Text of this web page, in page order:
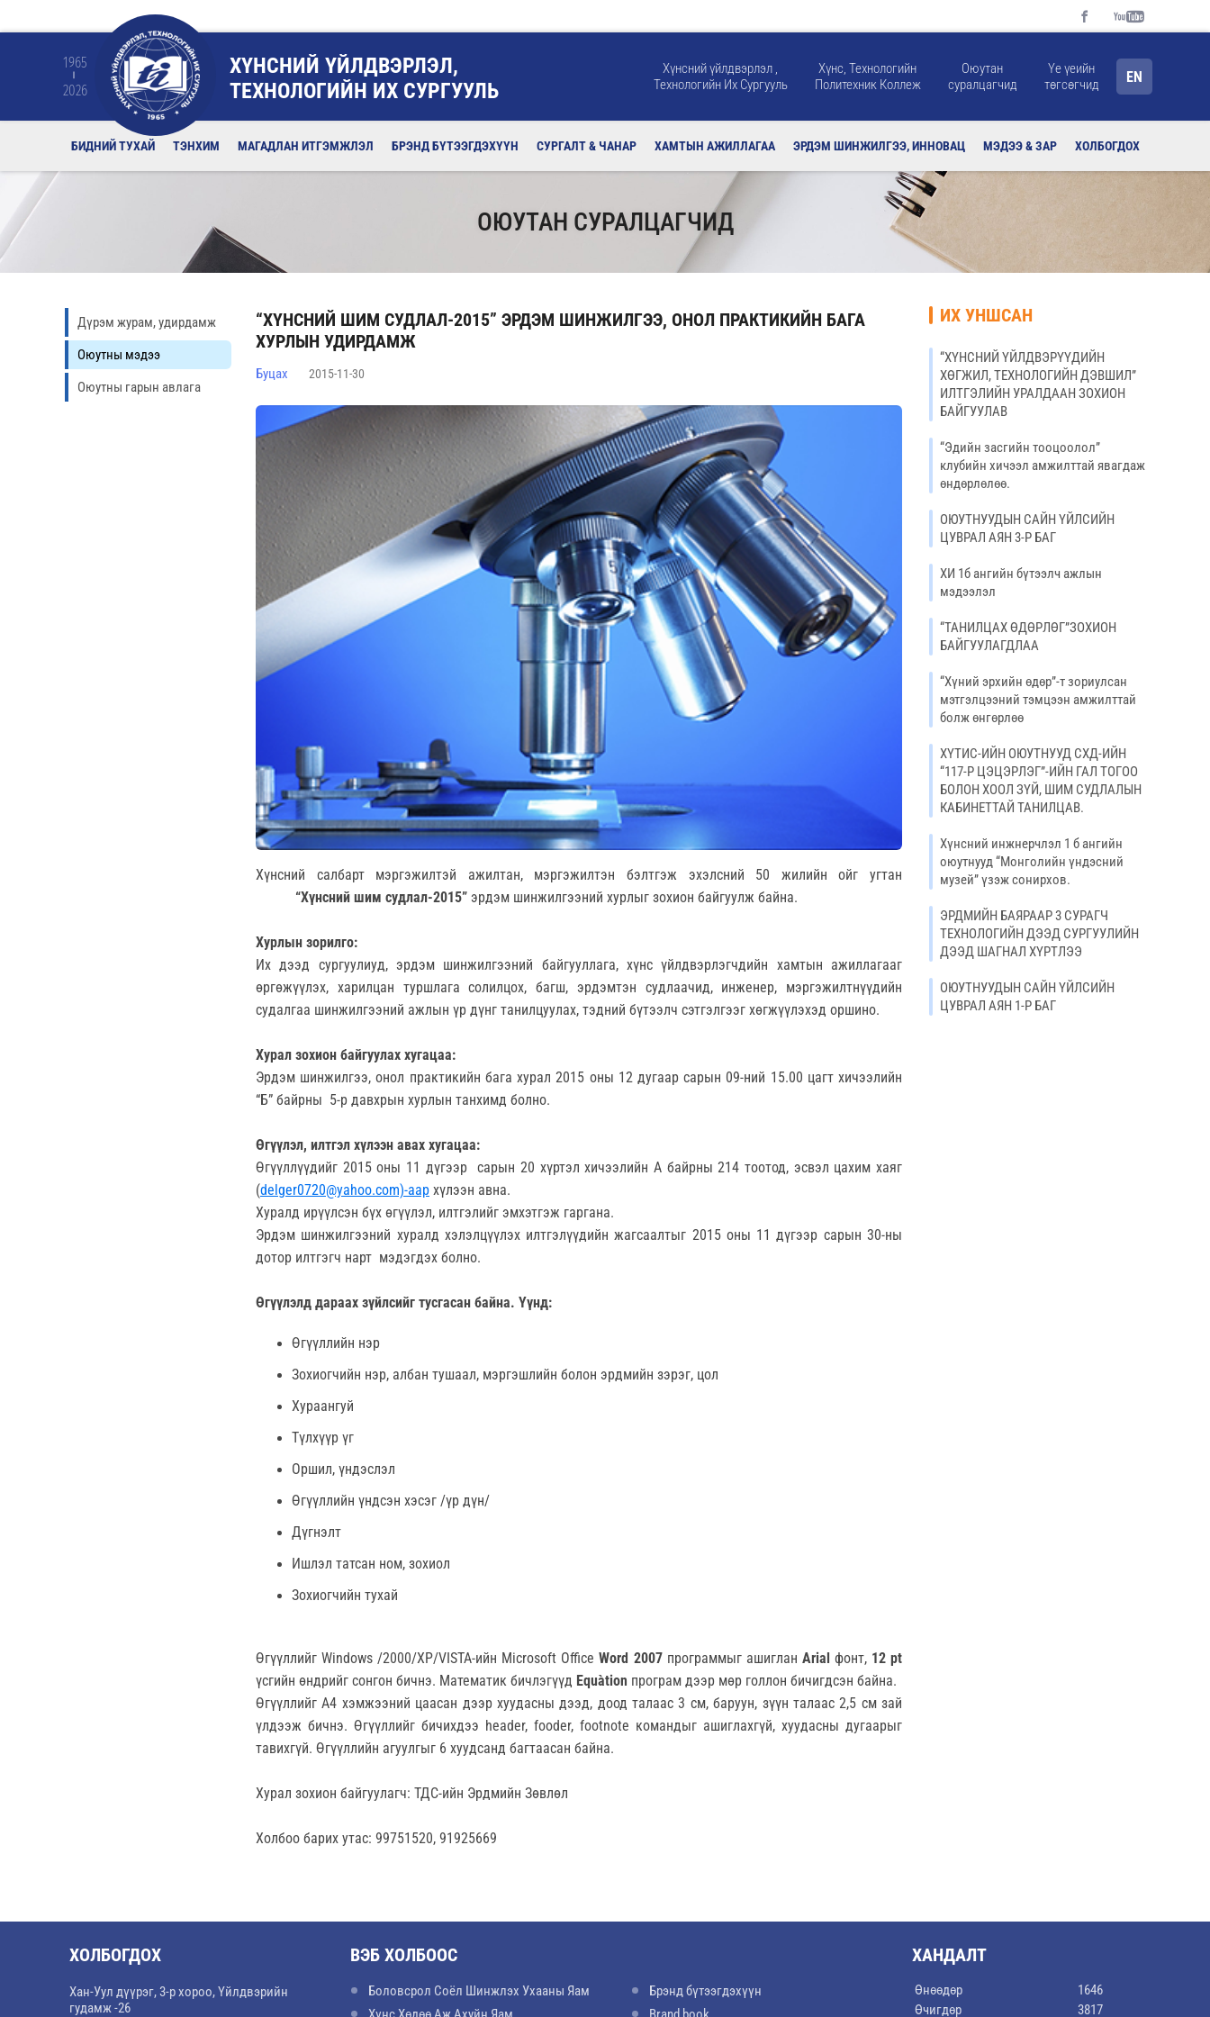
1965
2026
ХҮНСНИЙ ҮЙЛДВЭРЛЭЛ,
ТЕХНОЛОГИЙН ИХ СУРГУУЛЬ
Хүнсний үйлдвэрлэл ,
Технологийн Их Сургууль
Хүнс, Технологийн
Политехник Коллеж
Оюутан
суралцагчид
Үе үеийн
төгсөгчид
EN
БИДНИЙ ТУХАЙ ТЭНХИМ МАГАДЛАН ИТГЭМЖЛЭЛ БРЭНД БҮТЭЭГДЭХҮҮН СУРГАЛТ & ЧАНАР ХАМТЫН АЖИЛЛАГАА ЭРДЭМ ШИНЖИЛГЭЭ, ИННОВАЦ МЭДЭЭ & ЗАР ХОЛБОГДОХ
ОЮУТАН СУРАЛЦАГЧИД
Дүрэм журам, удирдамж
Оюутны мэдээ
Оюутны гарын авлага
“ХҮНСНИЙ ШИМ СУДЛАЛ-2015” ЭРДЭМ ШИНЖИЛГЭЭ, ОНОЛ ПРАКТИКИЙН БАГА
ХУРЛЫН УДИРДАМЖ
Буцах 2015-11-30
Хүнсний салбарт мэргэжилтэй ажилтан, мэргэжилтэн бэлтгэж эхэлсний 50 жилийн ойг угтан
“Хүнсний шим судлал-2015” эрдэм шинжилгээний хурлыг зохион байгуулж байна.
Хурлын зорилго:
Их дээд сургуулиуд, эрдэм шинжилгээний байгууллага, хүнс үйлдвэрлэгчдийн хамтын ажиллагааг
өргөжүүлэх, харилцан туршлага солилцох, багш, эрдэмтэн судлаачид, инженер, мэргэжилтнүүдийн
судалгаа шинжилгээний ажлын үр дүнг танилцуулах, тэдний бүтээлч сэтгэлгээг хөгжүүлэхэд оршино.
Хурал зохион байгуулах хугацаа:
Эрдэм шинжилгээ, онол практикийн бага хурал 2015 оны 12 дугаар сарын 09-ний 15.00 цагт хичээлийн
“Б” байрны 5-р давхрын хурлын танхимд болно.
Өгүүлэл, илтгэл хүлээн авах хугацаа:
Өгүүллүүдийг 2015 оны 11 дүгээр сарын 20 хүртэл хичээлийн А байрны 214 тоотод, эсвэл цахим хаяг
(delger0720@yahoo.com)-аар хүлээн авна.
Хуралд ирүүлсэн бүх өгүүлэл, илтгэлийг эмхэтгэж гаргана.
Эрдэм шинжилгээний хуралд хэлэлцүүлэх илтгэлүүдийн жагсаалтыг 2015 оны 11 дүгээр сарын 30-ны
дотор илтгэгч нарт мэдэгдэх болно.
Өгүүлэлд дараах зүйлсийг тусгасан байна. Үүнд:
Өгүүллийн нэр
Зохиогчийн нэр, албан тушаал, мэргэшлийн болон эрдмийн зэрэг, цол
Хураангуй
Түлхүүр үг
Оршил, үндэслэл
Өгүүллийн үндсэн хэсэг /үр дүн/
Дүгнэлт
Ишлэл татсан ном, зохиол
Зохиогчийн тухай
Өгүүллийг Windows /2000/ХР/VISTA-ийн Microsoft OfficeWord 2007 программыг ашиглан Arial фонт, 12 pt
үсгийн өндрийг сонгон бичнэ. Математик бичлэгүүд Equàtion програм дээр мөр голлон бичигдсэн байна.
Өгүүллийг А4 хэмжээний цаасан дээр хуудасны дээд, доод талаас 3 см, баруун, зүүн талаас 2,5 см зай
үлдээж бичнэ. Өгүүллийг бичихдээ header, fooder, footnote командыг ашиглахгүй, хуудасны дугаарыг
тавихгүй. Өгүүллийн агуулгыг 6 хуудсанд багтаасан байна.
Хурал зохион байгуулагч: ТДС-ийн Эрдмийн Зөвлөл
Холбоо барих утас: 99751520, 91925669
ИХ УНШСАН
“ХҮНСНИЙ ҮЙЛДВЭРҮҮДИЙН
ХӨГЖИЛ, ТЕХНОЛОГИЙН ДЭВШИЛ”
ИЛТГЭЛИЙН УРАЛДААН ЗОХИОН
БАЙГУУЛАВ
“Эдийн засгийн тооцоолол”
клубийн хичээл амжилттай явагдаж
өндөрлөлөө.
ОЮУТНУУДЫН САЙН ҮЙЛСИЙН
ЦУВРАЛ АЯН 3-Р БАГ
ХИ 1б ангийн бүтээлч ажлын
мэдээлэл
“ТАНИЛЦАХ ӨДӨРЛӨГ”ЗОХИОН
БАЙГУУЛАГДЛАА
“Хүний эрхийн өдөр”-т зориулсан
мэтгэлцээний тэмцээн амжилттай
болж өнгөрлөө
ХҮТИС-ИЙН ОЮУТНУУД СХД-ИЙН
“117-Р ЦЭЦЭРЛЭГ”-ИЙН ГАЛ ТОГОО
БОЛОН ХООЛ ЗҮЙ, ШИМ СУДЛАЛЫН
КАБИНЕТТАЙ ТАНИЛЦАВ.
Хүнсний инжнерчлэл 1 б ангийн
оюутнууд “Монголийн үндэсний
музей” үзэж сонирхов.
ЭРДМИЙН БАЯРААР 3 СУРАГЧ
ТЕХНОЛОГИЙН ДЭЭД СУРГУУЛИЙН
ДЭЭД ШАГНАЛ ХҮРТЛЭЭ
ОЮУТНУУДЫН САЙН ҮЙЛСИЙН
ЦУВРАЛ АЯН 1-Р БАГ
ХОЛБОГДОХ
Хан-Уул дүүрэг, 3-р хороо, Үйлдвэрийн
гудамж -26
ВЭБ ХОЛБООС
Боловсрол Соёл Шинжлэх Ухааны Яам
Брэнд бүтээгдэхүүн
ХАНДАЛТ
Өнөөдөр
1646
Өчигдөр
3817